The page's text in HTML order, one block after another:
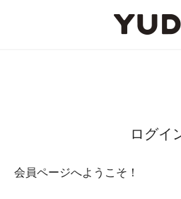
ログイ
会員ページへようこそ！